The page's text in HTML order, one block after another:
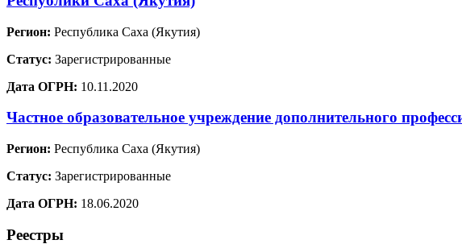
Регион: Республика Саха (Якутия)
Статус: Зарегистрированные
Дата ОГРН: 10.11.2020
Частное образовательное учреждение дополнительного
Регион: Республика Саха (Якутия)
Статус: Зарегистрированные
Дата ОГРН: 18.06.2020
Реестры